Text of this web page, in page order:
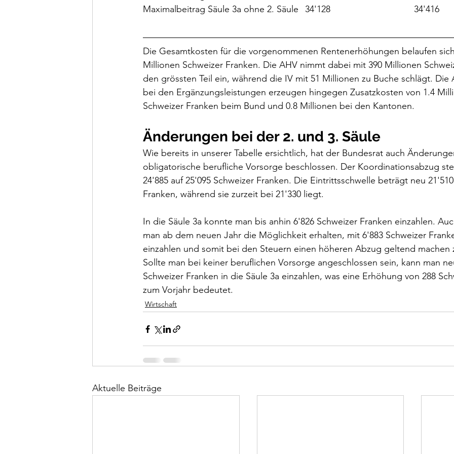
Die Gesamtkosten für die vorgenommenen Rentenerhöhungen belaufen
Millionen Schweizer Franken. Die AHV nimmt dabei mit 390 Millionen
den grössten Teil ein, während die IV mit 51 Millionen zu Buche schlägt.
bei den Ergänzungsleistungen erzeugen hingegen Zusatzkosten von 1.4
Schweizer Franken beim Bund und 0.8 Millionen bei den Kantonen.
Änderungen bei der 2. und 3. Säule
Wie bereits in unserer Tabelle ersichtlich, hat der Bundesrat auch
obligatorische berufliche Vorsorge beschlossen. Der Koordinationsabzug
24'885 auf 25'095 Schweizer Franken. Die Eintrittsschwelle beträgt neu
Franken, während sie zurzeit bei 21'330 liegt.
In die Säule 3a konnte man bis anhin 6'826 Schweizer Franken einzahlen.
man ab dem neuen Jahr die Möglichkeit erhalten, mit 6'883 Schweizer
einzahlen und somit bei den Steuern einen höheren Abzug geltend
Sollte man bei keiner beruflichen Vorsorge angeschlossen sein, kann man
Schweizer Franken in die Säule 3a einzahlen, was eine Erhöhung von 288
zum Vorjahr bedeutet.
Wirtschaft
Aktuelle Beiträge